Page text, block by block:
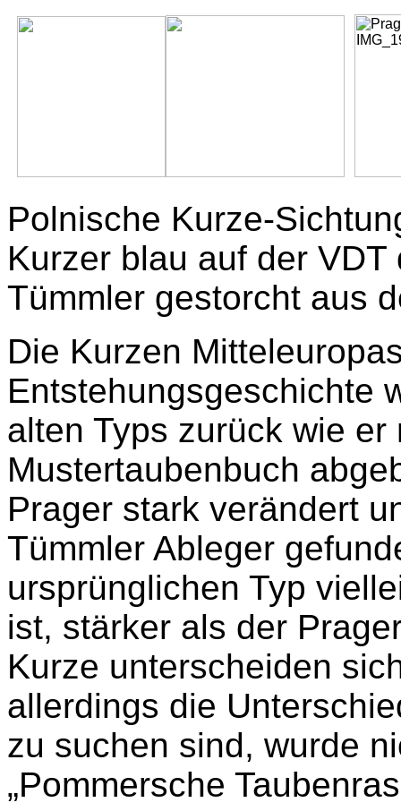
Polnische Kurze-
Kurzer blau auf der
Tümmler gestorcht aus
Die Kurzen
Entstehungsgeschichte
alten Typs zurück wie
Mustertaubenbuch
Prager stark verändert
Tümmler Ableger
ursprünglichen Typ
ist, stärker als der
Kurze unterscheiden
allerdings die
zu suchen sind, wurde
„Pommersche